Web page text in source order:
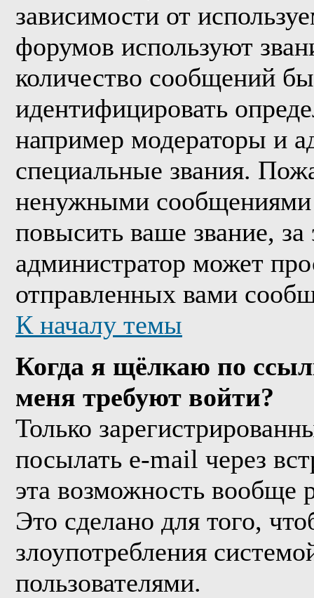
зависимости от
форумов используют
количество сообщений
идентифицировать
например модераторы и
специальные звания.
ненужными сообщениями
повысить ваше звание, за
администратор может
отправленных вами
К началу темы
Когда я щёлкаю по
меня требуют войти?
Только
посылать e-mail через
эта возможность вообще
Это сделано для того,
злоупотребления
пользователями.